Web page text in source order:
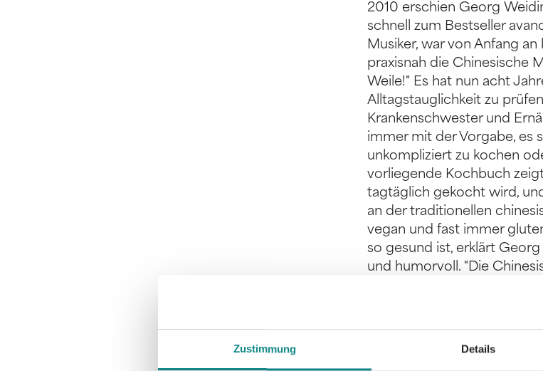
Zustimmung Details
2010 erschien Georg
schnell zum Bestseller
Musiker, war von Anfang
praxisnah die Chinesische
Weile!" Es hat nun acht
Alltagstauglichkeit zu
Krankenschwester und
immer mit der Vorgabe, es
unkompliziert zu kochen
vorliegende Kochbuch
tagtäglich gekocht wird,
an der traditionellen
vegan und fast immer
so gesund ist, erklärt
und humorvoll. "Die
westliche Welt", sagt
Chinas mit den
großartige neue Medizin,
Wenn Kochen und Essen
Buch dargestellt, kann